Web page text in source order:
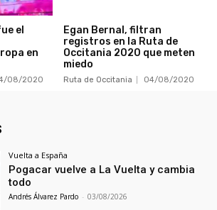
el
en
08/2020
Egan Bernal, filtran
registros en la Ruta de
Occitania 2020 que meten
miedo
Ruta de Occitania 04/08/2020
Vuelta a España
Pogacar vuelve a La Vuelta y cambia
todo
Andrés Álvarez Pardo - 03/08/2026